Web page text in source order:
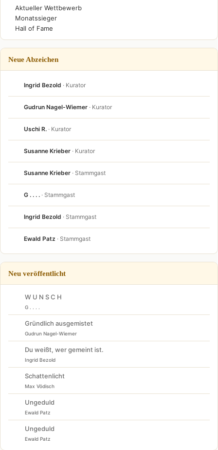
Aktueller Wettbewerb
Monatssieger
Hall of Fame
Neue Abzeichen
Ingrid Bezold · Kurator
Gudrun Nagel-Wiemer · Kurator
Uschi R. · Kurator
Susanne Krieber · Kurator
Susanne Krieber · Stammgast
G . . . . · Stammgast
Ingrid Bezold · Stammgast
Ewald Patz · Stammgast
Neu veröffentlicht
W U N S C H
G . . . .
Gründlich ausgemistet
Gudrun Nagel-Wiemer
Du weißt, wer gemeint ist.
Ingrid Bezold
Schattenlicht
Max Vödisch
Ungeduld
Ewald Patz
Ungeduld
Ewald Patz